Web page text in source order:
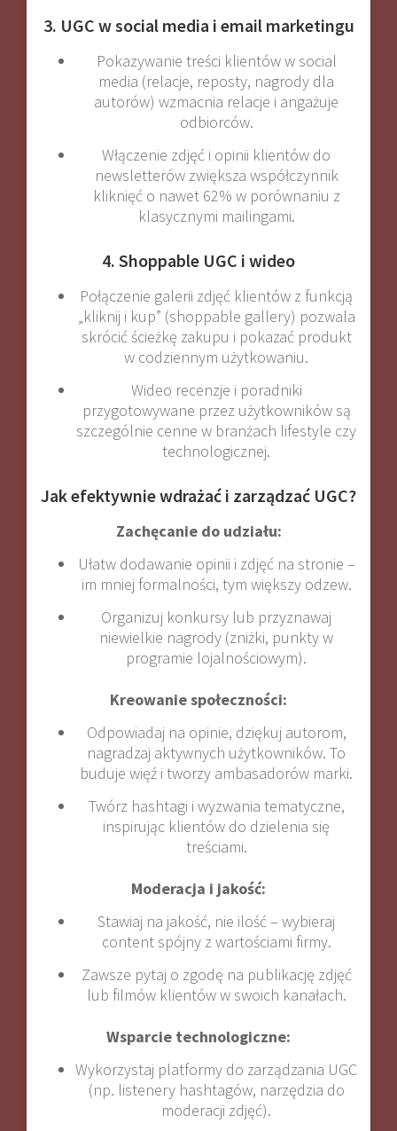
3. UGC w social media i email marketingu
Pokazywanie treści klientów w social
media (relacje, reposty, nagrody dla
autorów) wzmacnia relacje i angażuje
odbiorców.
Włączenie zdjęć i opinii klientów do
newsletterów zwiększa współczynnik
kliknięć o nawet 62% w porównaniu z
klasycznymi mailingami.
4. Shoppable UGC i wideo
Połączenie galerii zdjęć klientów z funkcją
„kliknij i kup” (shoppable gallery) pozwala
skrócić ścieżkę zakupu i pokazać produkt
w codziennym użytkowaniu.
Wideo recenzje i poradniki
przygotowywane przez użytkowników są
szczególnie cenne w branżach lifestyle czy
technologicznej.
Jak efektywnie wdrażać i zarządzać UGC?
Zachęcanie do udziału:
Ułatw dodawanie opinii i zdjęć na stronie –
im mniej formalności, tym większy odzew.
Organizuj konkursy lub przyznawaj
niewielkie nagrody (zniżki, punkty w
programie lojalnościowym).
Kreowanie społeczności:
Odpowiadaj na opinie, dziękuj autorom,
nagradzaj aktywnych użytkowników. To
buduje więź i tworzy ambasadorów marki.
Twórz hashtagi i wyzwania tematyczne,
inspirując klientów do dzielenia się
treściami.
Moderacja i jakość:
Stawiaj na jakość, nie ilość – wybieraj
content spójny z wartościami firmy.
Zawsze pytaj o zgodę na publikację zdjęć
lub filmów klientów w swoich kanałach.
Wsparcie technologiczne:
Wykorzystaj platformy do zarządzania UGC
(np. listenery hashtagów, narzędzia do
moderacji zdjęć).